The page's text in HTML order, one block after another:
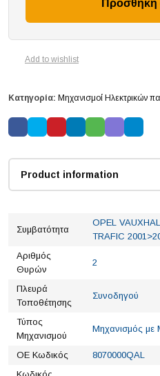
Προσθήκη
Add to wishlist
Κατηγορία: Μηχανισμοί Ηλεκτρικών
Product information
Συμβατότητα
OPEL
TRAFIC
Αριθμός
Θυρών
2
Πλευρά
Τοποθέτησης
Συνοδηγού
Τύπος
Μηχανισμού
Μηχανισμός με
ΟΕ Κωδικός
8070000QAL